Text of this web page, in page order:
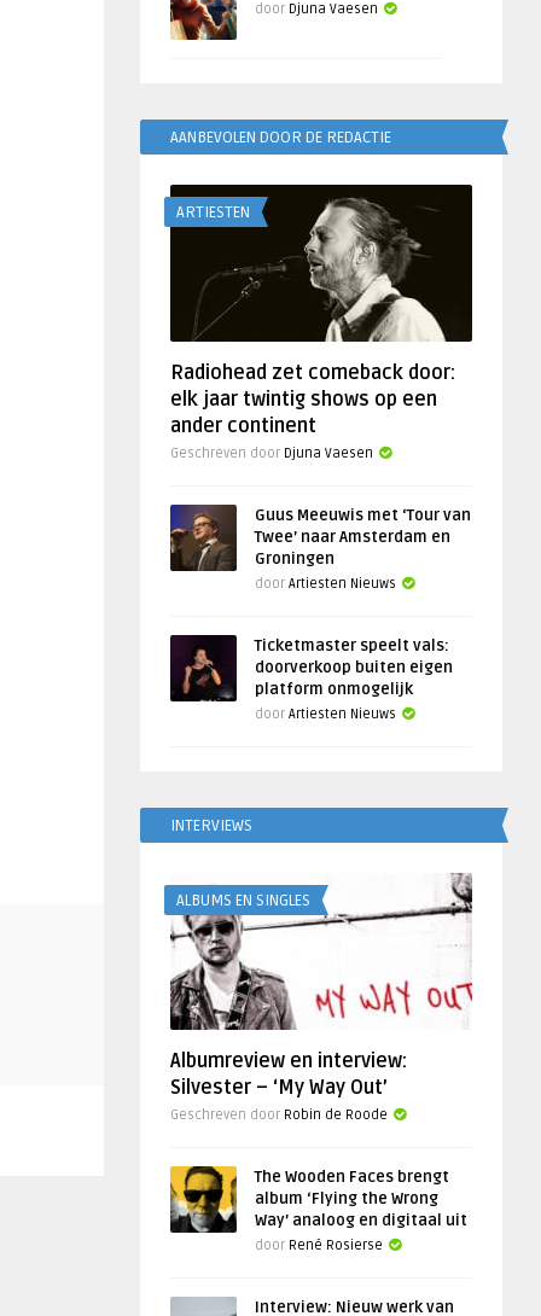
door Djuna Vaesen
AANBEVOLEN DOOR DE REDACTIE
ARTIESTEN
Radiohead zet comeback door:
elk jaar twintig shows op een
ander continent
Geschreven door Djuna Vaesen
Guus Meeuwis met ‘Tour van
Twee’ naar Amsterdam en
Groningen
door Artiesten Nieuws
Ticketmaster speelt vals:
doorverkoop buiten eigen
platform onmogelijk
door Artiesten Nieuws
INTERVIEWS
ALBUMS EN SINGLES
Albumreview en interview:
Silvester – ‘My Way Out’
Geschreven door Robin de Roode
The Wooden Faces brengt
album ‘Flying the Wrong
Way’ analoog en digitaal uit
door René Rosierse
Interview: Nieuw werk van